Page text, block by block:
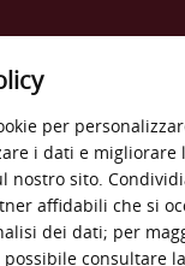
auto La
per
i dati e migliorare
nostro sito.
affidabili che si
dei dati; per
consultare